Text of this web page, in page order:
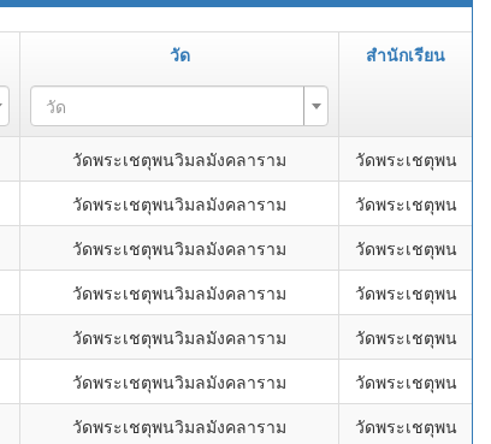
วัด สำนักเรียน
วัด
วัดพระเชตุพนวิมลมังคลาราม
วัดพระเชตุพน
วัดพระเชตุพนวิมลมังคลาราม
วัดพระเชตุพน
วัดพระเชตุพนวิมลมังคลาราม
วัดพระเชตุพน
วัดพระเชตุพนวิมลมังคลาราม
วัดพระเชตุพน
วัดพระเชตุพนวิมลมังคลาราม
วัดพระเชตุพน
วัดพระเชตุพนวิมลมังคลาราม
วัดพระเชตุพน
วัดพระเชตุพนวิมลมังคลาราม
วัดพระเชตุพน